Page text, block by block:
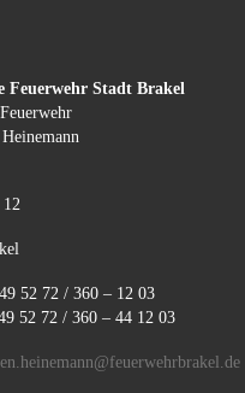
Feuerwehr Stadt Brakel
52 72 / 360 – 12 03
52 72 / 360 – 44 12 03